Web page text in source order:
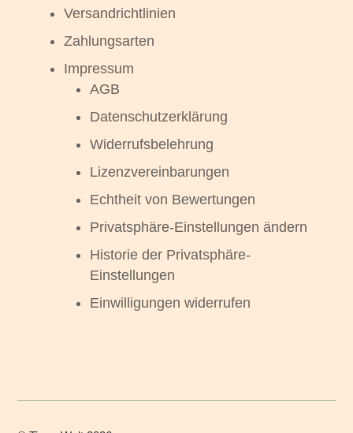
Versandrichtlinien
Zahlungsarten
Impressum
AGB
Datenschutzerklärung
Widerrufsbelehrung
Lizenzvereinbarungen
Echtheit von Bewertungen
Privatsphäre-Einstellungen ändern
Historie der Privatsphäre-
Einstellungen
Einwilligungen widerrufen